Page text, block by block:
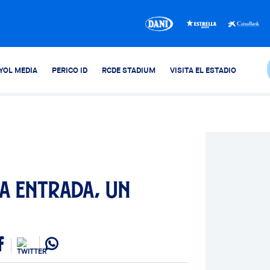
MEDIA PERICO ID RCDE STADIUM VISITA EL ESTADIO
entrada, un